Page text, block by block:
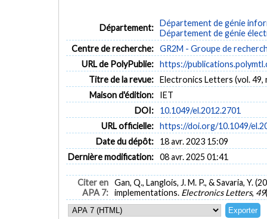
Département: Département de génie
Département de génie
Centre de recherche: GR2M - Groupe de
URL de PolyPublie: https://
Titre de la revue: Electronics Letters (vol. 49,
Maison d'édition:
IET
DOI:
10.1049/el.2012.2701
URL officielle: https://doi.org/10.1049/
Date du dépôt:
18 avr. 2023 15:09
Dernière modification: 08 avr. 2025 01:41
Citer en
APA 7:
Gan, Q., Langlois, J. M. P., & Savaria,
implementations. Electronics Letters, 49